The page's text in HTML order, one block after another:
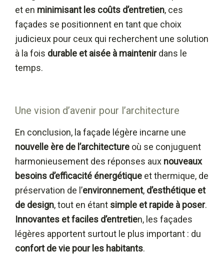
et en minimisant les coûts d’entretien, ces
façades se positionnent en tant que choix
judicieux pour ceux qui recherchent une solution
à la fois durable et aisée à maintenirdans le
temps.
Une vision d’avenir pour l’architecture
En conclusion, la façade légère incarne une
nouvelle ère de l’architecture où se conjuguent
harmonieusement des réponses aux nouveaux
besoins d’efficacité énergétique et thermique, de
préservation de l’environnement, d’esthétique et
de design, tout en étant simple et rapide à poser.
Innovantes et faciles d’entretien, les façades
légères apportent surtout le plus important : du
confort de vie pour les habitants.